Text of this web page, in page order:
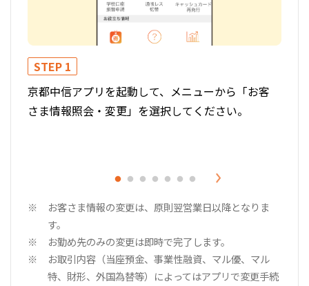
STEP 1
京都中信アプリを起動して、メニューから「お客
さま情報照会・変更」を選択してください。
お客さま情報の変更は、原則翌営業日以降となりま
す。
お勤め先のみの変更は即時で完了します。
お取引内容（当座預金、事業性融資、マル優、マル
特、財形、外国為替等）によってはアプリで変更手続